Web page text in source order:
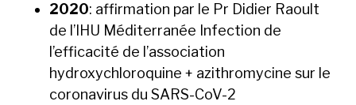
2020: affirmation par le Pr Didier Raoult
de l’IHU Méditerranée Infection de
l’efficacité de l’association
hydroxychloroquine + azithromycine sur le
coronavirus du SARS-CoV-2